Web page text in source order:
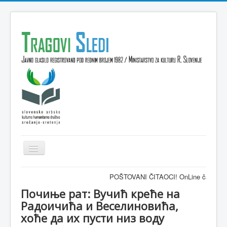
Isključi
navigaciju
VESTI
KULTURA
INTERVJU
POŠTOVANI ČITAOCI! OnLine
Почиње рат: Вучић креће на
Радоичића и Веселиновића,
хоће да их пусти низ воду